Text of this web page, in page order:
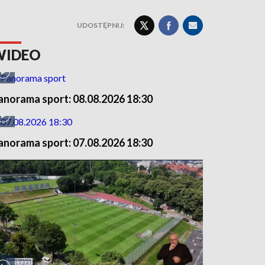
UDOSTĘPNIJ:
sport: 08.08.2026 18:30
sport: 07.08.2026 18:30